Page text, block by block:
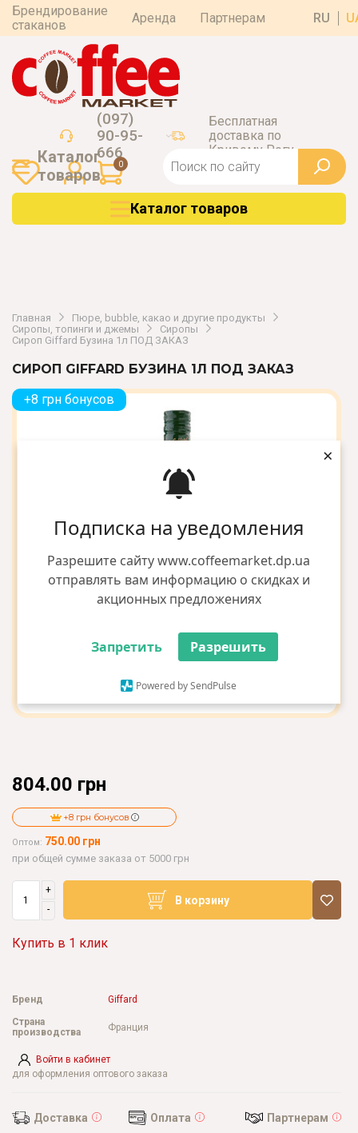
Подписка на уведомления
Разрешите сайту www.coffeemarket.dp.ua
отправлять вам информацию о скидках и
акционных предложениях
Запретить Разрешить
Powered by SendPulse
×
Брендирование
стаканов
Аренда Партнерам RU
(097)
90-95-
666
Бесплатная
доставка по
Кривому Рогу
0
Каталог
товаров
Каталог товаров
Главная
Пюре, bubble, какао и другие продукты
Сиропы, топинги и джемы
Сиропы
Сироп Giffard Бузина 1л ПОД ЗАКАЗ
СИРОП GIFFARD БУЗИНА 1Л ПОД ЗАКАЗ
+8 грн бонусов
804.00 грн
+8 грн бонусов
Оптом: 750.00 грн
при общей сумме заказа от 5000 грн
+
-
В корзину
Купить в 1 клик
Войти в кабинет
для оформления оптового заказа
Бренд
Giffard
Страна
производства
Франция
Доставка Оплата Партнерам